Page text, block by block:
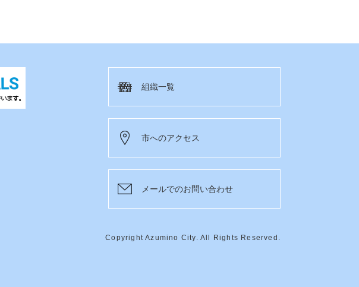
組織一覧
市へのアクセス
メールでのお問い合わせ
Copyright Azumino City. All Rights Reserved.